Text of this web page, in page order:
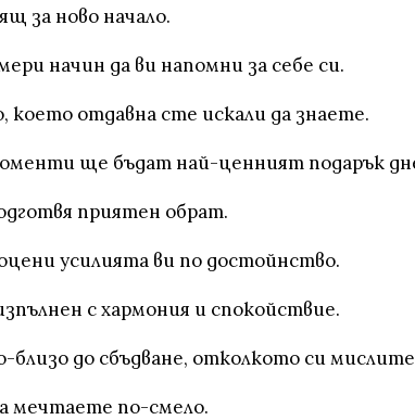
за ново начало.
начин да ви напомни за себе си.
отдавна сте искали да знаете.
ще бъдат най-ценният подарък
приятен обрат.
усилията ви по достойнство.
с хармония и спокойствие.
близо до сбъдване, отколкото си
мечтаете по-смело.